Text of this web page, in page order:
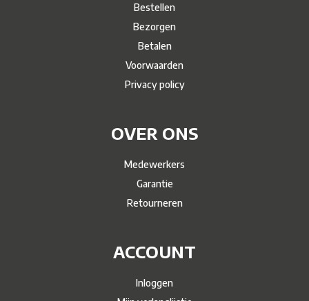
Bestellen
Bezorgen
Betalen
Voorwaarden
Privacy policy
OVER ONS
Medewerkers
Garantie
Retourneren
ACCOUNT
Inloggen